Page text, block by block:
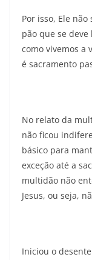
Por isso, Ele
pão que se
como vivemos a
é sacramento
No relato da
não ficou
básico para
exceção até a
multidão não
Jesus, ou seja,
Iniciou o